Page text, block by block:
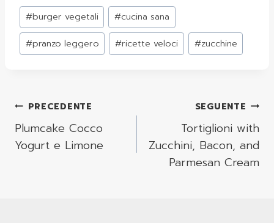
Tag
articolo:
#burger vegetali #cucina sana
#pranzo leggero #ricette veloci #zucchine
Navigazione
Articoli
PRECEDENTE
Plumcake Cocco
Yogurt e Limone
SEGUENTE
Tortiglioni with
Zucchini, Bacon, and
Parmesan Cream